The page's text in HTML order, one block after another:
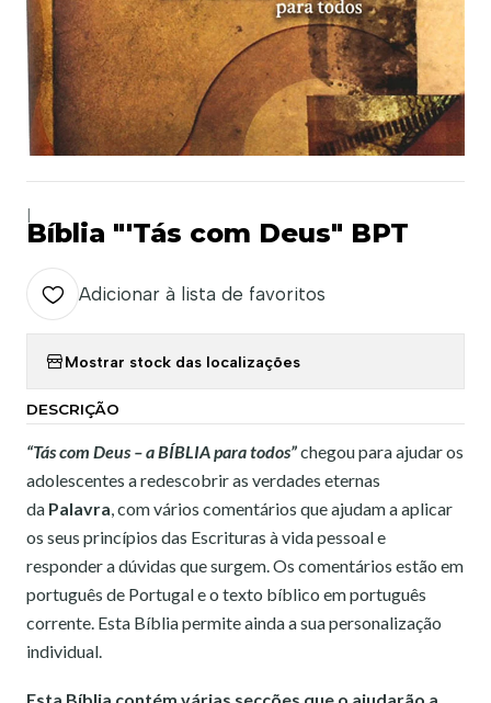
Bíblia "'Tás com Deus" BPT
Adicionar à lista de favoritos
Mostrar stock das localizações
DESCRIÇÃO
“Tás com Deus – a BÍBLIA para todos”chegou para ajudar os
adolescentes a redescobrir as verdades eternas
da Palavra, com vários comentários que ajudam a aplicar
os seus princípios das Escrituras à vida pessoal e
responder a dúvidas que surgem. Os comentários estão em
português de Portugal e o texto bíblico em português
corrente. Esta Bíblia permite ainda a sua personalização
individual.